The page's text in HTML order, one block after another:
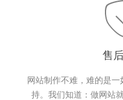
售
网站制作不难，难的是
持。我们知道：做网站